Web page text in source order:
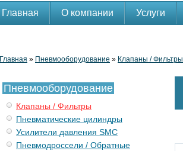
Главная О компании Услуги
Главная » Пневмооборудование » Клапаны / Фильтры
Пневмооборудование
Клапаны / Фильтры
Пневматические цилиндры
Усилители давления SMC
Пневмодроссели / Обратные